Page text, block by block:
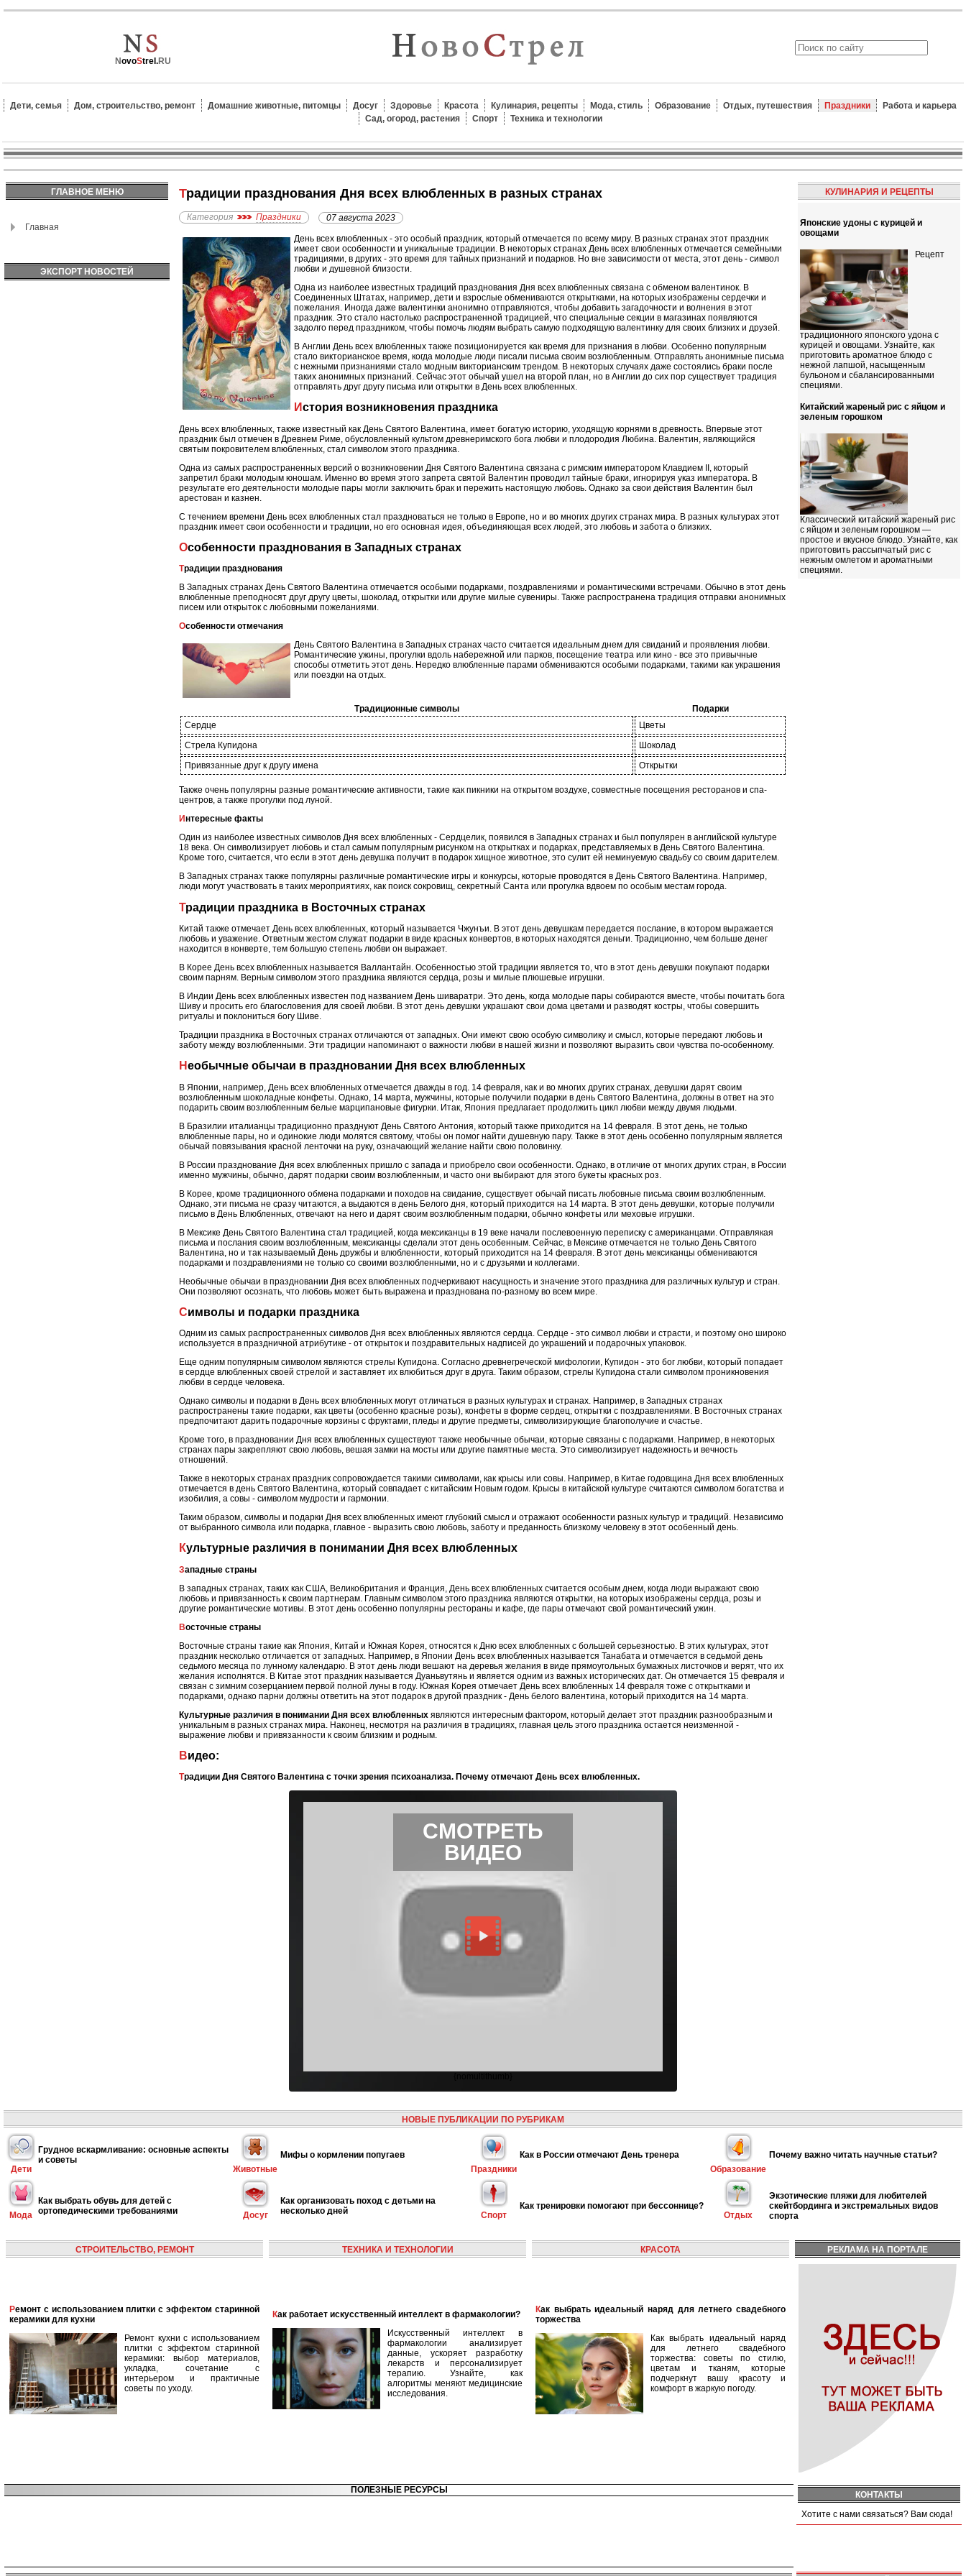
NovoStrel.RU
Дети, семья Дом, строительство, ремонт Домашние животные, питомцы Досуг Здоровье Красота Кулинария, рецепты Мода, стиль Образование Отдых, путешествия Праздники
Работа и карьера
Сад, огород, растения
Спорт Техника и технологии
ГЛАВНОЕ МЕНЮ
Главная
ЭКСПОРТ НОВОСТЕЙ
Традиции празднования Дня всех влюбленных в разных странах
Категория Праздники 07 августа 2023
День всех влюбленных - это особый праздник, который отмечается по всему миру. В разных странах этот праздник
имеет свои особенности и уникальные традиции. В некоторых странах День всех влюбленных отмечается семейными
традициями, в других - это время для тайных признаний и подарков. Но вне зависимости от места, этот день - символ
любви и душевной близости.
Одна из наиболее известных традиций празднования Дня всех влюбленных связана с обменом валентинок. В
Соединенных Штатах, например, дети и взрослые обмениваются открытками, на которых изображены сердечки и
пожелания. Иногда даже валентинки анонимно отправляются, чтобы добавить загадочности и волнения в этот
праздник. Это стало настолько распространенной традицией, что специальные секции в магазинах появляются
задолго перед праздником, чтобы помочь людям выбрать самую подходящую валентинку для своих близких и друзей.
В Англии День всех влюбленных также позиционируется как время для признания в любви. Особенно популярным
стало викторианское время, когда молодые люди писали письма своим возлюбленным. Отправлять анонимные письма
с нежными признаниями стало модным викторианским трендом. В некоторых случаях даже состоялись браки после
таких анонимных признаний. Сейчас этот обычай ушел на второй план, но в Англии до сих пор существует традиция
отправлять друг другу письма или открытки в День всех влюбленных.
История возникновения праздника
День всех влюбленных, также известный как День Святого Валентина, имеет богатую историю, уходящую корнями в древность. Впервые этот
праздник был отмечен в Древнем Риме, обусловленный культом древнеримского бога любви и плодородия Любина. Валентин, являющийся
святым покровителем влюбленных, стал символом этого праздника.
Одна из самых распространенных версий о возникновении Дня Святого Валентина связана с римским императором Клавдием II, который
запретил браки молодым юношам. Именно во время этого запрета святой Валентин проводил тайные браки, игнорируя указ императора. В
результате его деятельности молодые пары могли заключить брак и пережить настоящую любовь. Однако за свои действия Валентин был
арестован и казнен.
С течением времени День всех влюбленных стал праздноваться не только в Европе, но и во многих других странах мира. В разных культурах этот
праздник имеет свои особенности и традиции, но его основная идея, объединяющая всех людей, это любовь и забота о близких.
Особенности празднования в Западных странах
Традиции празднования
В Западных странах День Святого Валентина отмечается особыми подарками, поздравлениями и романтическими встречами. Обычно в этот день
влюбленные преподносят друг другу цветы, шоколад, открытки или другие милые сувениры. Также распространена традиция отправки анонимных
писем или открыток с любовными пожеланиями.
Особенности отмечания
День Святого Валентина в Западных странах часто считается идеальным днем для свиданий и проявления любви.
Романтические ужины, прогулки вдоль набережной или парков, посещение театра или кино - все это привычные
способы отметить этот день. Нередко влюбленные парами обмениваются особыми подарками, такими как украшения
или поездки на отдых.
Традиционные символы
Подарки
Сердце
Цветы
Стрела Купидона
Шоколад
Привязанные друг к другу имена
Открытки
Также очень популярны разные романтические активности, такие как пикники на открытом воздухе, совместные посещения ресторанов и спа-
центров, а также прогулки под луной.
Интересные факты
Один из наиболее известных символов Дня всех влюбленных - Сердцелик, появился в Западных странах и был популярен в английской культуре
18 века. Он символизирует любовь и стал самым популярным рисунком на открытках и подарках, представляемых в День Святого Валентина.
Кроме того, считается, что если в этот день девушка получит в подарок хищное животное, это сулит ей неминуемую свадьбу со своим дарителем.
В Западных странах также популярны различные романтические игры и конкурсы, которые проводятся в День Святого Валентина. Например,
люди могут участвовать в таких мероприятиях, как поиск сокровищ, секретный Санта или прогулка вдвоем по особым местам города.
Традиции праздника в Восточных странах
Китай также отмечает День всех влюбленных, который называется Чжунъи. В этот день девушкам передается послание, в котором выражается
любовь и уважение. Ответным жестом служат подарки в виде красных конвертов, в которых находятся деньги. Традиционно, чем больше денег
находится в конверте, тем большую степень любви он выражает.
В Корее День всех влюбленных называется Валлантайн. Особенностью этой традиции является то, что в этот день девушки покупают подарки
своим парням. Верным символом этого праздника являются сердца, розы и милые плюшевые игрушки.
В Индии День всех влюбленных известен под названием День шиваратри. Это день, когда молодые пары собираются вместе, чтобы почитать бога
Шиву и просить его благословения для своей любви. В этот день девушки украшают свои дома цветами и разводят костры, чтобы совершить
ритуалы и поклониться богу Шиве.
Традиции праздника в Восточных странах отличаются от западных. Они имеют свою особую символику и смысл, которые передают любовь и
заботу между возлюбленными. Эти традиции напоминают о важности любви в нашей жизни и позволяют выразить свои чувства по-особенному.
Необычные обычаи в праздновании Дня всех влюбленных
В Японии, например, День всех влюбленных отмечается дважды в год. 14 февраля, как и во многих других странах, девушки дарят своим
возлюбленным шоколадные конфеты. Однако, 14 марта, мужчины, которые получили подарки в день Святого Валентина, должны в ответ на это
подарить своим возлюбленным белые марципановые фигурки. Итак, Япония предлагает продолжить цикл любви между двумя людьми.
В Бразилии италианцы традиционно празднуют День Святого Антония, который также приходится на 14 февраля. В этот день, не только
влюбленные пары, но и одинокие люди молятся святому, чтобы он помог найти душевную пару. Также в этот день особенно популярным является
обычай повязывания красной ленточки на руку, означающий желание найти свою половинку.
В России празднование Дня всех влюбленных пришло с запада и приобрело свои особенности. Однако, в отличие от многих других стран, в России
именно мужчины, обычно, дарят подарки своим возлюбленным, и часто они выбирают для этого букеты красных роз.
В Корее, кроме традиционного обмена подарками и походов на свидание, существует обычай писать любовные письма своим возлюбленным.
Однако, эти письма не сразу читаются, а выдаются в день Белого дня, который приходится на 14 марта. В этот день девушки, которые получили
письмо в День Влюбленных, отвечают на него и дарят своим возлюбленным подарки, обычно конфеты или меховые игрушки.
В Мексике День Святого Валентина стал традицией, когда мексиканцы в 19 веке начали послевоенную переписку с американцами. Отправлякая
письма и послания своим возлюбленным, мексиканцы сделали этот день особенным. Сейчас, в Мексике отмечается не только День Святого
Валентина, но и так называемый День дружбы и влюбленности, который приходится на 14 февраля. В этот день мексиканцы обмениваются
подарками и поздравлениями не только со своими возлюбленными, но и с друзьями и коллегами.
Необычные обычаи в праздновании Дня всех влюбленных подчеркивают насущность и значение этого праздника для различных культур и стран.
Они позволяют осознать, что любовь может быть выражена и празднована по-разному во всем мире.
Символы и подарки праздника
Одним из самых распространенных символов Дня всех влюбленных являются сердца. Сердце - это символ любви и страсти, и поэтому оно широко
используется в праздничной атрибутике - от открыток и поздравительных надписей до украшений и подарочных упаковок.
Еще одним популярным символом являются стрелы Купидона. Согласно древнегреческой мифологии, Купидон - это бог любви, который попадает
в сердце влюбленных своей стрелой и заставляет их влюбиться друг в друга. Таким образом, стрелы Купидона стали символом проникновения
любви в сердце человека.
Однако символы и подарки в День всех влюбленных могут отличаться в разных культурах и странах. Например, в Западных странах
распространены такие подарки, как цветы (особенно красные розы), конфеты в форме сердец, открытки с поздравлениями. В Восточных странах
предпочитают дарить подарочные корзины с фруктами, пледы и другие предметы, символизирующие благополучие и счастье.
Кроме того, в праздновании Дня всех влюбленных существуют также необычные обычаи, которые связаны с подарками. Например, в некоторых
странах пары закрепляют свою любовь, вешая замки на мосты или другие памятные места. Это символизирует надежность и вечность
отношений.
Также в некоторых странах праздник сопровождается такими символами, как крысы или совы. Например, в Китае годовщина Дня всех влюбленных
отмечается в день Святого Валентина, который совпадает с китайским Новым годом. Крысы в китайской культуре считаются символом богатства и
изобилия, а совы - символом мудрости и гармонии.
Таким образом, символы и подарки Дня всех влюбленных имеют глубокий смысл и отражают особенности разных культур и традиций. Независимо
от выбранного символа или подарка, главное - выразить свою любовь, заботу и преданность близкому человеку в этот особенный день.
Культурные различия в понимании Дня всех влюбленных
Западные страны
В западных странах, таких как США, Великобритания и Франция, День всех влюбленных считается особым днем, когда люди выражают свою
любовь и привязанность к своим партнерам. Главным символом этого праздника являются открытки, на которых изображены сердца, розы и
другие романтические мотивы. В этот день особенно популярны рестораны и кафе, где пары отмечают свой романтический ужин.
Восточные страны
Восточные страны такие как Япония, Китай и Южная Корея, относятся к Дню всех влюбленных с большей серьезностью. В этих культурах, этот
праздник несколько отличается от западных. Например, в Японии День всех влюбленных называется Танабата и отмечается в седьмой день
седьмого месяца по лунному календарю. В этот день люди вешают на деревья желания в виде прямоугольных бумажных листочков и верят, что их
желания исполнятся. В Китае этот праздник называется Дуаньвутянь и является одним из важных исторических дат. Он отмечается 15 февраля и
связан с зимним созерцанием первой полной луны в году. Южная Корея отмечает День всех влюбленных 14 февраля тоже с открытками и
подарками, однако парни должны ответить на этот подарок в другой праздник - День белого валентина, который приходится на 14 марта.
Культурные различия в понимании Дня всех влюбленных являются интересным фактором, который делает этот праздник разнообразным и
уникальным в разных странах мира. Наконец, несмотря на различия в традициях, главная цель этого праздника остается неизменной -
выражение любви и привязанности к своим близким и родным.
Видео:
Традиции Дня Святого Валентина с точки зрения психоанализа. Почему отмечают День всех влюбленных.
СМОТРЕТЬ
ВИДЕО
КУЛИНАРИЯ И РЕЦЕПТЫ
Японские удоны с курицей и
овощами
Рецепт
традиционного японского удона с
курицей и овощами. Узнайте, как
приготовить ароматное блюдо с
нежной лапшой, насыщенным
бульоном и сбалансированными
специями.
Китайский жареный рис с яйцом и
зеленым горошком
Классический китайский жареный рис
с яйцом и зеленым горошком —
простое и вкусное блюдо. Узнайте, как
приготовить рассыпчатый рис с
нежным омлетом и ароматными
специями.
НОВЫЕ ПУБЛИКАЦИИ ПО РУБРИКАМ
Дети
Грудное вскармливание: основные аспекты
и советы
Животные
Мифы о кормлении попугаев
Праздники
Как в России отмечают День тренера
Образование
Почему важно читать научные статьи?
Мода
Как выбрать обувь для детей с
ортопедическими требованиями
Досуг
Как организовать поход с детьми на
несколько дней
Спорт
Как тренировки помогают при бессоннице?
Отдых
Экзотические пляжи для любителей
скейтбординга и экстремальных видов
спорта
СТРОИТЕЛЬСТВО, РЕМОНТ
Ремонт с использованием плитки с эффектом старинной
керамики для кухни
Ремонт кухни с использованием
плитки с эффектом старинной
керамики: выбор материалов,
укладка, сочетание с
интерьером и практичные
советы по уходу.
ТЕХНИКА И ТЕХНОЛОГИИ
Как работает искусственный интеллект в фармакологии?
Искусственный интеллект в
фармакологии анализирует
данные, ускоряет разработку
лекарств и персонализирует
терапию. Узнайте, как
алгоритмы меняют медицинские
исследования.
КРАСОТА
Как выбрать идеальный наряд для летнего свадебного
торжества
Как выбрать идеальный наряд
для летнего свадебного
торжества: советы по стилю,
цветам и тканям, которые
подчеркнут вашу красоту и
комфорт в жаркую погоду.
РЕКЛАМА НА ПОРТАЛЕ
ПОЛЕЗНЫЕ РЕСУРСЫ
КОНТАКТЫ
Хотите с нами связаться? Вам сюда!